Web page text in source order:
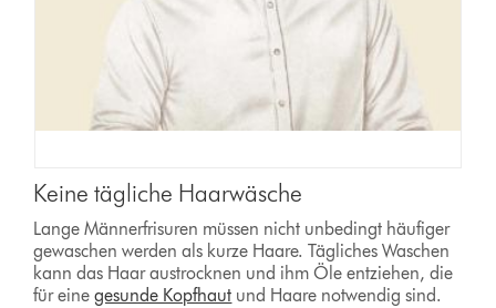
Keine tägliche Haarwäsche
Lange Männerfrisuren müssen nicht unbedingt häufiger
gewaschen werden als kurze Haare. Tägliches Waschen
kann das Haar austrocknen und ihm Öle entziehen, die
für einegesunde Kopfhaut und Haare notwendig sind.